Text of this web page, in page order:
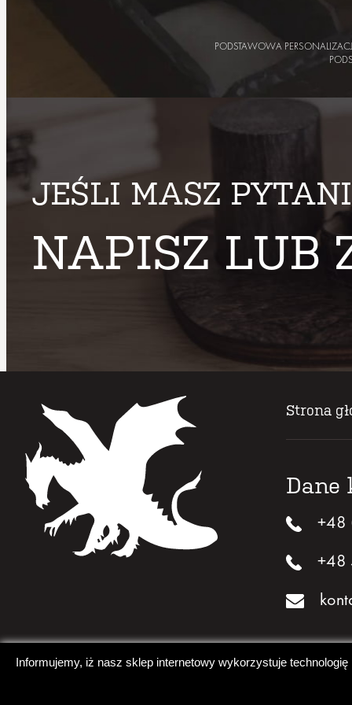
PODSTAWOWA
JEŚLI MASZ
NAPISZ LUB
Strona
Dane
+48
+48
Informujemy, iż nasz sklep internetowy wykorzystuje